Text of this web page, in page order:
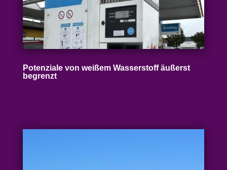
Poten­ziale von weißem Wasser­stoff äußerst
begrenzt